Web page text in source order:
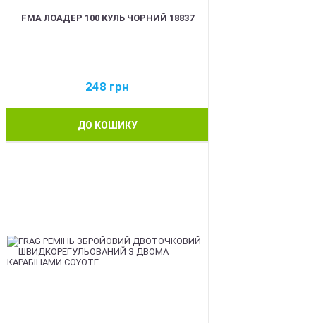
FMA ЛОАДЕР 100 КУЛЬ ЧОРНИЙ 18837
248 грн
ДО КОШИКУ